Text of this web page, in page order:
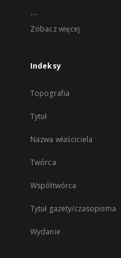
...
Zobacz więcej
Indeksy
Topografia
Tytuł
Nazwa właściciela
Twórca
Współtwórca
Tytuł gazety/czasopisma
Wydanie